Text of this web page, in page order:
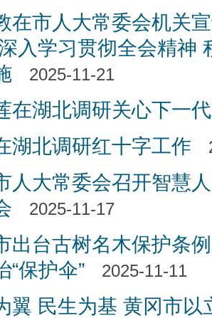
在市人大常委会机关
入学习贯彻全会精神
2025-11-21
在湖北调研关心下一
湖北调研红十字工作
人大常委会召开智慧
2025-11-17
出台古树名木保护条
“保护伞”
2025-11-11
翼 民生为基 黄冈市以